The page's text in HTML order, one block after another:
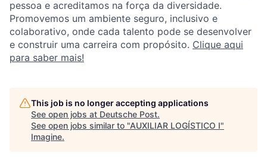
pessoa e acreditamos na força da diversidade.
Promovemos um ambiente seguro, inclusivo e
colaborativo, onde cada talento pode se desenvolver
e construir uma carreira com propósito. Clique aqui
para saber mais!
This job is no longer accepting applications
See open jobs at Deutsche Post.
See open jobs similar to "AUXILIAR LOGÍSTICO I"
Imagine.